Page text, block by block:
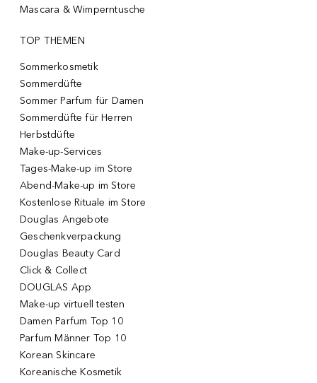
Mascara & Wimperntusche
TOP THEMEN
Sommerkosmetik
Sommerdüfte
Sommer Parfum für Damen
Sommerdüfte für Herren
Herbstdüfte
Make-up-Services
Tages-Make-up im Store
Abend-Make-up im Store
Kostenlose Rituale im Store
Douglas Angebote
Geschenkverpackung
Douglas Beauty Card
Click & Collect
DOUGLAS App
Make-up virtuell testen
Damen Parfum Top 10
Parfum Männer Top 10
Korean Skincare
Koreanische Kosmetik